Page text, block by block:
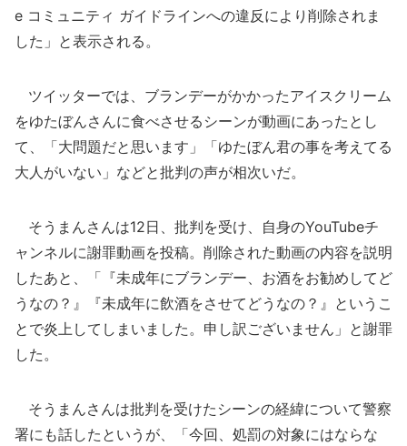
e コミュニティ ガイドラインへの違反により削除されま
した」と表示される。
ツイッターでは、ブランデーがかかったアイスクリーム
をゆたぼんさんに食べさせるシーンが動画にあったとし
て、「大問題だと思います」「ゆたぼん君の事を考えてる
大人がいない」などと批判の声が相次いだ。
そうまんさんは12日、批判を受け、自身のYouTubeチ
ャンネルに謝罪動画を投稿。削除された動画の内容を説明
したあと、「『未成年にブランデー、お酒をお勧めしてど
うなの？』『未成年に飲酒をさせてどうなの？』というこ
とで炎上してしまいました。申し訳ございません」と謝罪
した。
そうまんさんは批判を受けたシーンの経緯について警察
署にも話したというが、「今回、処罰の対象にはならな